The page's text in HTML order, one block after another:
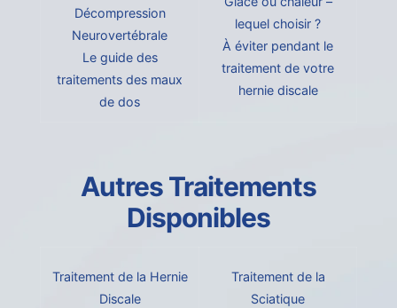
Décompression
Neurovertébrale
Le guide des
traitements des maux
de dos
lequel choisir ?
À éviter pendant le
traitement de votre
hernie discale
Autres Traitements
Disponibles
Traitement de la Hernie
Discale
Traitement de la
Sciatique